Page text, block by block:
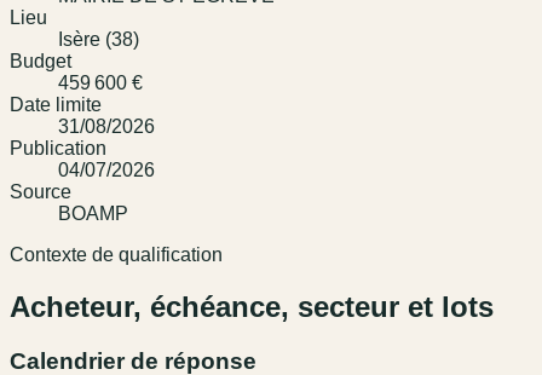
Lieu
Isère (38)
Budget
459 600 €
Date limite
31/08/2026
Publication
04/07/2026
Source
BOAMP
Contexte de qualification
Acheteur, échéance, secteur et lots
Calendrier de réponse